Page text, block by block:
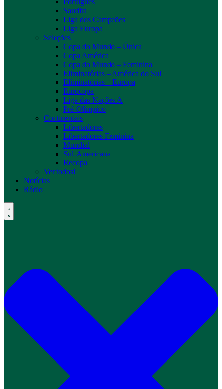
Saudita
Liga dos Campeões
Liga Europa
Seleções
Copa do Mundo – Única
Copa América
Copa do Mundo – Feminina
Eliminatórias – América do Sul
Eliminatórias – Europa
Eurocopa
Liga das Nações A
Pré-Olímpico
Continentais
Libertadores
Libertadores Feminina
Mundial
Sul-Americana
Recopa
Ver todos!
Notícias
Rádio